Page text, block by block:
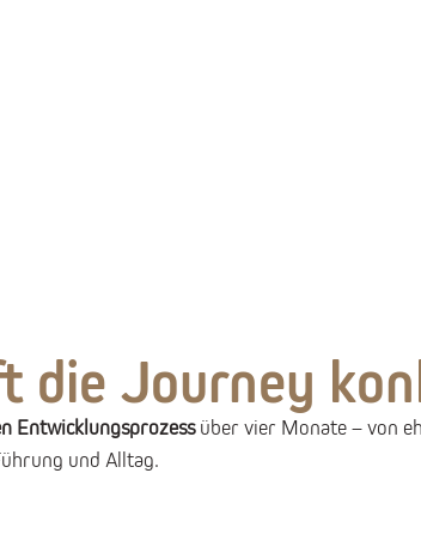
die Journey
Entwicklungsprozessüber vier Monate – von
und Alltag.